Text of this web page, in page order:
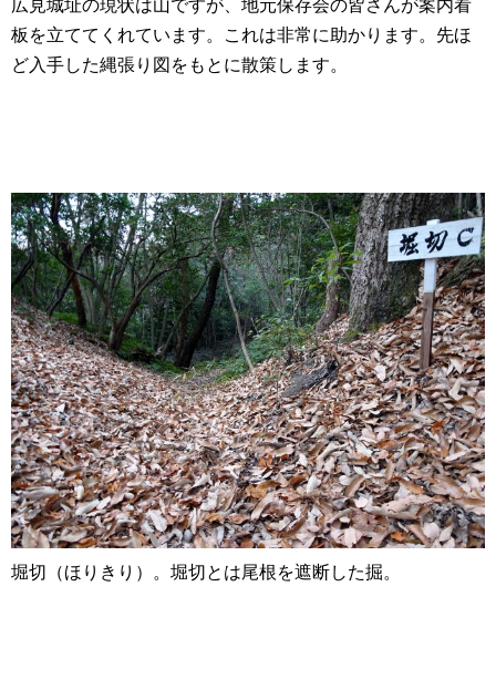
広見城址の現状は山ですが、地元保存会の皆さんが案内看
板を立ててくれています。これは非常に助かります。先ほ
ど入手した縄張り図をもとに散策します。
堀切（ほりきり）。堀切とは尾根を遮断した掘。